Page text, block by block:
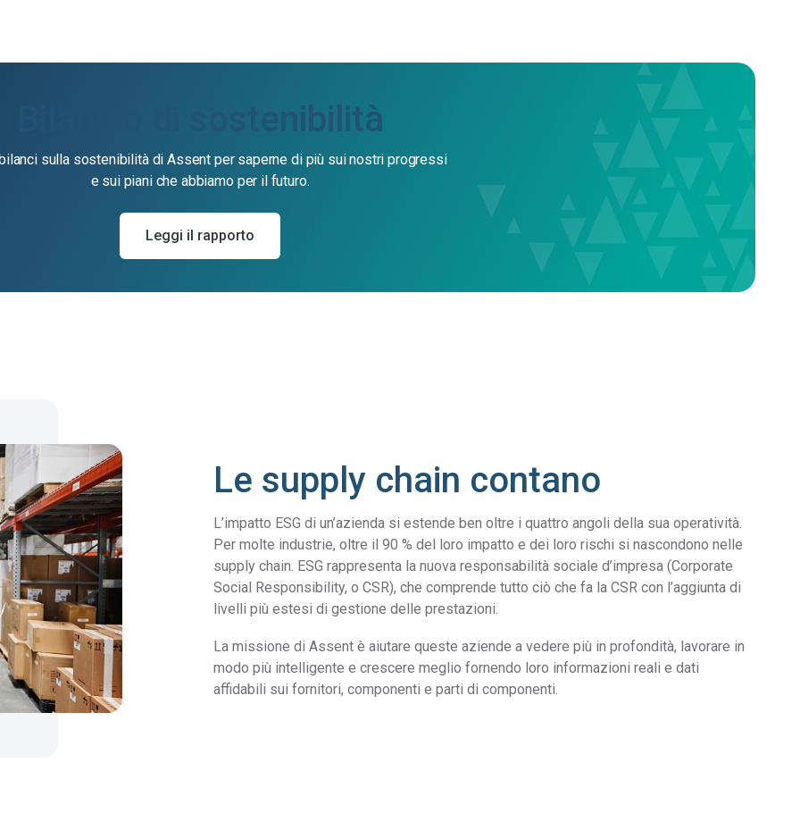
Informativa
Scopri come utilizziamo gli FMD per mappare
AD- La nostra soluzione AD-DSL fornisce la base mancante
di cui hai bisogno per la conformità.
sui dispositivi
Scopri la soluzione MDR dell'UE e come ti
aiuta a scoprire i rischi nascosti di
conformità.
speciali
La nostra soluzione ti garantirà la trasparenza
necessaria per soddisfare i requisiti DFARS.
Soddisfa gli obblighi di dichiarazione con una visione
completa della tua catena di approvvigionamento.
Bilancio di sostenibilità
sulla sostenibilità di Assent per saperne di più sui nostri progressi
e sui piani che abbiamo per il futuro.
Leggi il rapporto
Le supply chain contano
L’impatto ESG di un’azienda si estende ben oltre i quattro angoli della sua operatività.
Per molte industrie, oltre il 90 % del loro impatto e dei loro rischi si nascondono nelle
supply chain. ESG rappresenta la nuova responsabilità sociale d’impresa (Corporate
Social Responsibility, o CSR), che comprende tutto ciò che fa la CSR con l’aggiunta di
livelli più estesi di gestione delle prestazioni.
La missione di Assent è aiutare queste aziende a vedere più in profondità, lavorare in
modo più intelligente e crescere meglio fornendo loro informazioni reali e dati
affidabili sui fornitori, componenti e parti di componenti.